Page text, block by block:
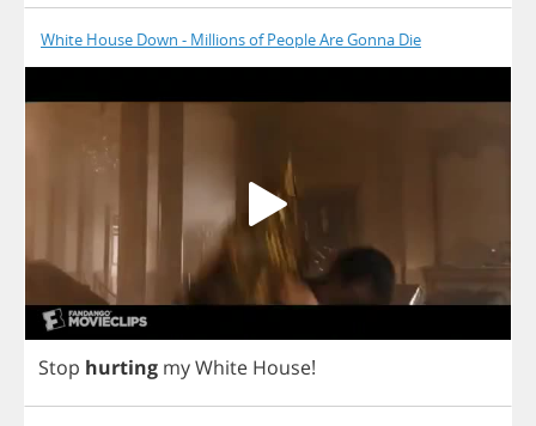
White House Down - Millions of People Are Gonna Die
Stop hurting myWhite House!